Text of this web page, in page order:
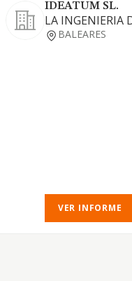
IDEATUM SL.
LA INGENIERIA
BALEARES
VER INFORME